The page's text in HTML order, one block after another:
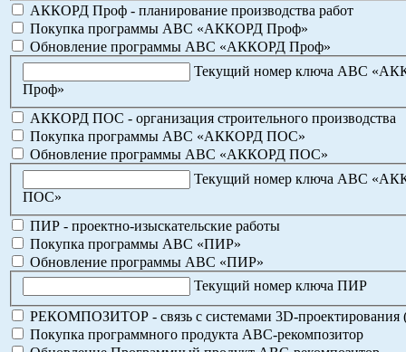
АККОРД Проф - планирование производства работ
Покупка программы АВС «АККОРД Проф»
Обновление программы АВС «АККОРД Проф»
Текущий номер ключа АВС
Проф»
АККОРД ПОС - организация строительного производства
Покупка программы АВС «АККОРД ПОС»
Обновление программы АВС «АККОРД ПОС»
Текущий номер ключа АВС
ПОС»
ПИР - проектно-изыскательские работы
Покупка программы АВС «ПИР»
Обновление программы АВС «ПИР»
Текущий номер ключа ПИР
РЕКОМПОЗИТОР - связь с системами 3D-проектирования
Покупка программного продукта АВС-рекомпозитор